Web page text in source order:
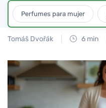
Perfumes para mujer
Tomáš Dvořák 6 min